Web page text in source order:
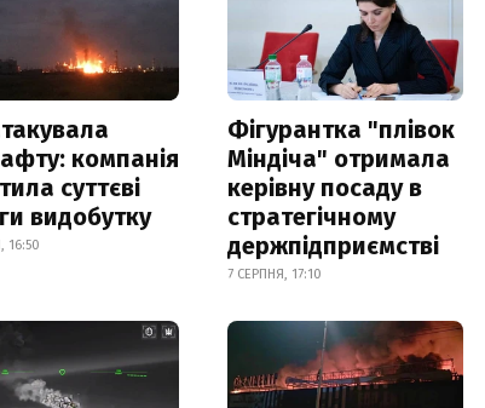
компанія
суттєві
видобутку
16:50
Фігурантка "плівок
Міндіча" отримала
керівну посаду в
стратегічному
держпідприємстві
7 СЕРПНЯ, 17:10